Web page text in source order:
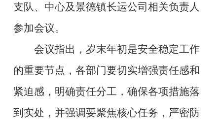
支队、中心及景德镇长运公司相关负责人
参加会议。
会议指出，岁末年初是安全稳定工作
的重要节点，各部门要切实增强责任感和
紧迫感，明确责任分工，确保各项措施落
到实处，并强调要聚焦核心任务，严密防